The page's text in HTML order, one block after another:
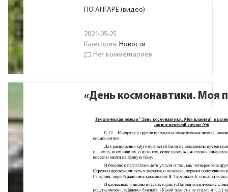
ПО АНГАРЕ (видео)
2021-05-25
Категория: Новости
chat_bubble_outline Нет комментариев
«День космонавтики. Моя